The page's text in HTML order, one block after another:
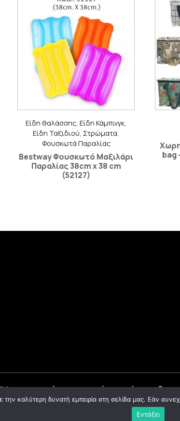
Είδη θαλάσσης, Είδη Κάμπινγκ,
Είδη Ταξιδιού, Στρώματα,
Φουσκωτά Παραλίας
Bestway Φουσκωτό Μαξιλάρι
Παραλίας 38cm x 38 cm
(52127)
bag
οι τιμές στο κατάστημά μας
καλύτερη δυνατή εμπειρία στη σελίδα μας. Εάν
Εντάξει